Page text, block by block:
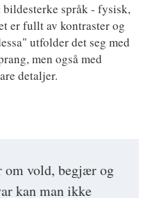
vold, begjær og
kan man ikke
språk - fysisk,
er fullt av kontraster og
utfolder det seg med
men også med
detaljer.